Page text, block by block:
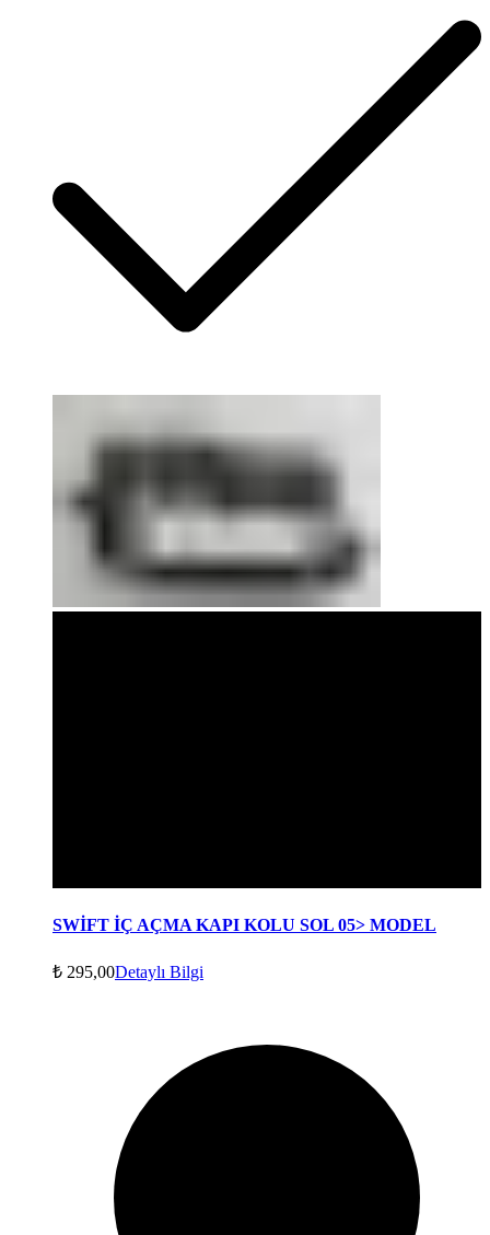
SWİFT İÇ AÇMA KAPI KOLU SOL 05> MODEL
₺ 295,00Detaylı Bilgi